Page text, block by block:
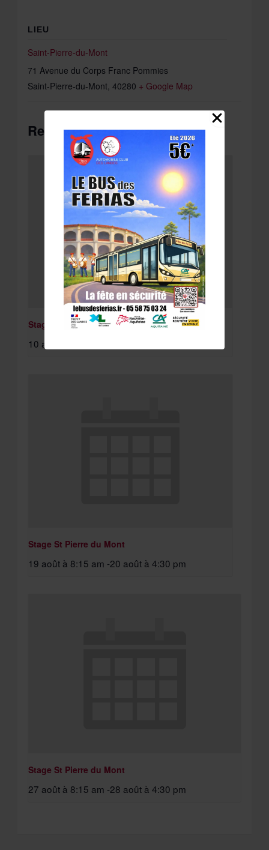
LIEU
Saint-Pierre-du-Mont
71 Avenue du Corps Franc Pommies
Saint-Pierre-du-Mont 40280 + Google Map
Related Évènements
Stage St Paul Lès Dax
10 août à 8:15 am
Stage St Pierre du Mont
19 août à 8:15 am -20 août à 4:30 pm
Stage St Pierre du Mont
27 août à 8:15 am -28 août à 4:30 pm